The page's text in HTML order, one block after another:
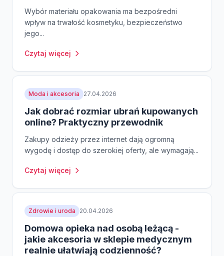
Wybór materiału opakowania ma bezpośredni
wpływ na trwałość kosmetyku, bezpieczeństwo
jego...
Czytaj więcej
Moda i akcesoria 27.04.2026
Jak dobrać rozmiar ubrań kupowanych
online? Praktyczny przewodnik
Zakupy odzieży przez internet dają ogromną
wygodę i dostęp do szerokiej oferty, ale wymagają...
Czytaj więcej
Zdrowie i uroda 20.04.2026
Domowa opieka nad osobą leżącą -
jakie akcesoria w sklepie medycznym
realnie ułatwiają codzienność?